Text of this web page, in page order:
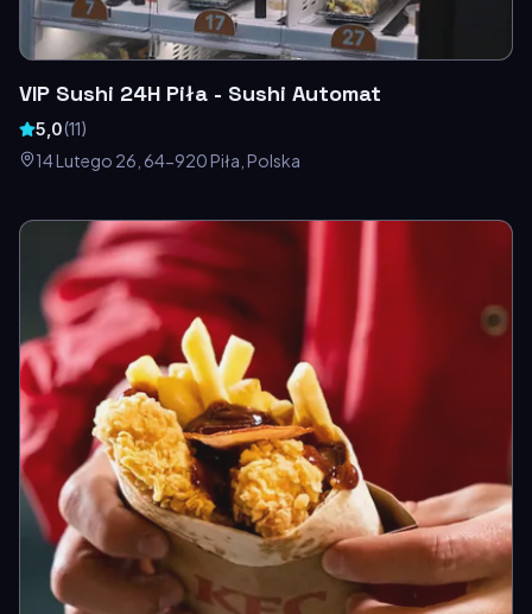
VIP Sushi 24H Piła - Sushi Automat
5,0(11)
14 Lutego 26, 64-920 Piła, Polska